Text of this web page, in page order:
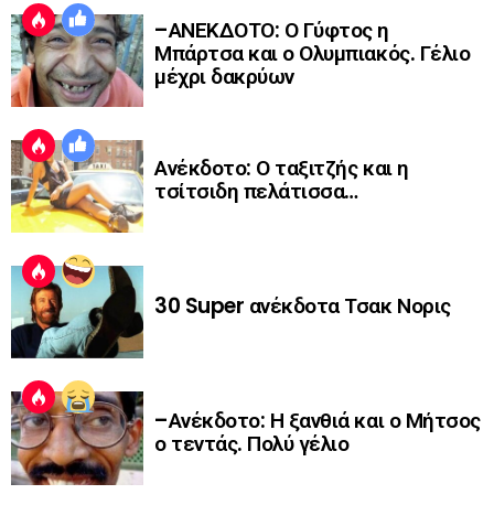
–ΑΝΕΚΔΟΤΟ: Ο Γύφτος η
Μπάρτσα και ο Ολυμπιακός. Γέλιο
μέχρι δακρύων
Ανέκδοτο: Ο ταξιτζής και η
τσίτσιδη πελάτισσα…
30 Super ανέκδοτα Τσακ Νορις
–Ανέκδοτο: Η ξανθιά και ο Μήτσος
ο τεντάς. Πολύ γέλιο